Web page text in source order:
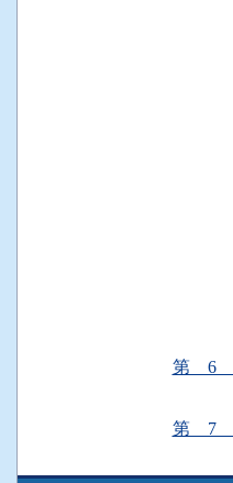
第 6
第 7